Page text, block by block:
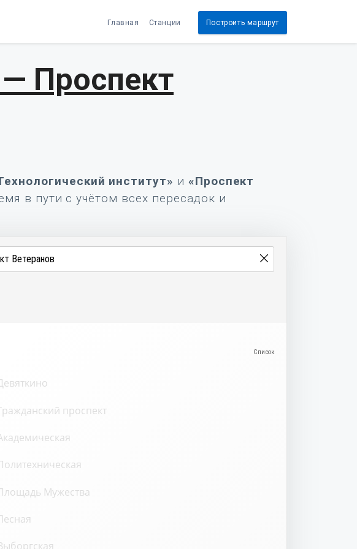
Главная Станции Построить маршрут
— Проспект
институт» и «Проспект
в пути с учётом всех пересадок и
Мужества
проспект